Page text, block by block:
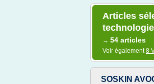
Articles
→ 54 articles
Voir également8
SOSKIN